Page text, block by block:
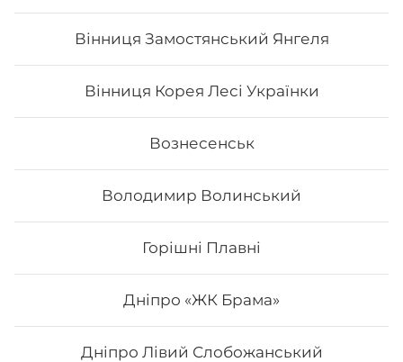
Вінниця Замостянський Янгеля
Вінниця Корея Лесі Українки
Вознесенськ
Володимир Волинський
Горішні Плавні
Дніпро «ЖК Брама»
Дніпро Лівий Слобожанський
₴